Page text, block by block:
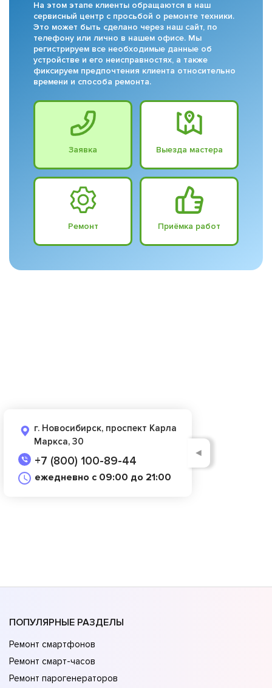
На этом этапе клиенты обращаются в наш
сервисный центр с просьбой о ремонте техники.
Это может быть сделано через наш сайт, по
телефону или лично в нашем офисе. Мы
регистрируем все необходимые данные об
устройстве и его неисправностях, а также
фиксируем предпочтения клиента относительно
времени и способа ремонта.
Заявка Выезда мастера
Ремонт Приёмка работ
г. Новосибирск, проспект Карла
Маркса, 30
+7 (800) 100-89-44
ежедневно с 09:00 до 21:00
◄
ПОПУЛЯРНЫЕ РАЗДЕЛЫ
Ремонт смартфонов
Ремонт смарт-часов
Ремонт парогенераторов